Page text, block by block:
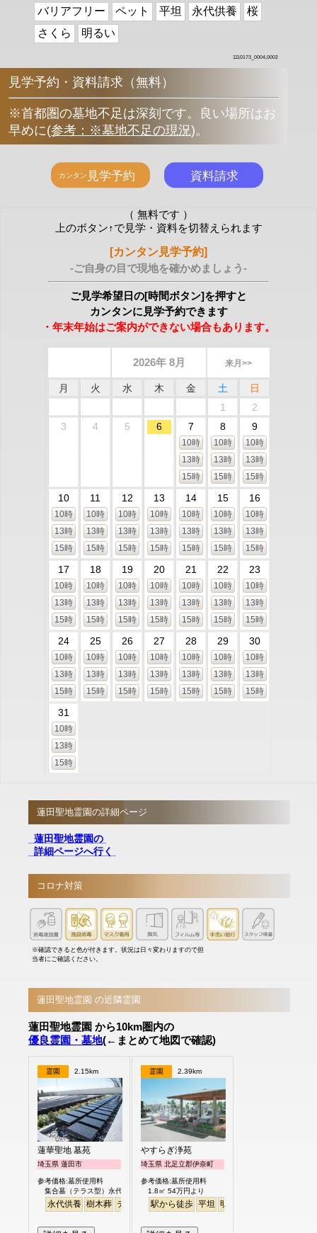
バリアフリー ペット 平坦 永代供養
桜
さくら
明るい
1110173_0004,0002
見学予約・資料請求（無料）
※首都圏の墓地不足は深刻です。良い場所はお
早めに(参考：※墓地不足の現況)。
（ 無料です ）
上のボタン↑で見学・資料を切替えられます
[カンタン見学予約]
-ご自身の目で現地を確かめましょう-
ご見学希望日の[時間ボタン]を押すと
カンタンに見学予約できます
・年末年始はご案内ができない場合もあります。
2026年 8月 来月>>
月 火 水 木 金 土
日
1
2
3
4 5 6 7
10時
13時
15時
8
10時
13時
15時
9
10時
13時
15時
10
10時
13時
15時
11
10時
13時
15時
12
10時
13時
15時
13
10時
13時
15時
14
10時
13時
15時
15
10時
13時
15時
16
10時
13時
15時
17
10時
13時
15時
18
10時
13時
15時
19
10時
13時
15時
20
10時
13時
15時
21
10時
13時
15時
22
10時
13時
15時
23
10時
13時
15時
24
10時
13時
15時
25
10時
13時
15時
26
10時
13時
15時
27
10時
13時
15時
28
10時
13時
15時
29
10時
13時
15時
30
10時
13時
15時
31
10時
13時
15時
蓮田聖地霊園の詳細ページ
蓮田聖地霊園の
詳細ページへ行く
コロナ対策
※確認できると色が付きます。状況は日々変わりますので担
当者にご確認ください。
蓮田聖地霊園 の近隣霊園
蓮田聖地霊園 から10km圏内の
優良霊園・墓地(←まとめて地図で確認)
霊園 2.15km
蓮華聖地 墓苑
埼玉県 蓮田市
参考価格:墓所使用料
集合墓（テラス型）永代供養制度付 30万円
永代供養 樹木葬 テラス 平坦
霊園 2.39km
やすらぎ浄苑
埼玉県 北足立郡伊奈町
参考価格:墓所使用料
1.8㎡ 54万円より
駅から徒歩 平坦 明るい